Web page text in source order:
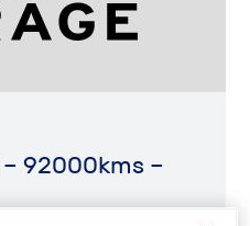
92000kms –